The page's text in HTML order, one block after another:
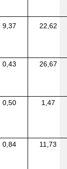
9,37 22,62
0,43 26,67
0,50 1,47
0,84 11,73